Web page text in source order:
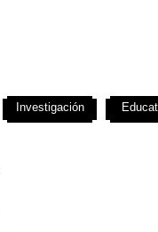
Investigación